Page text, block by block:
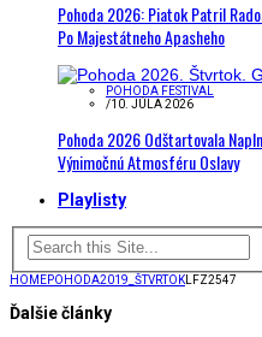
Pohoda 2026: Piatok Patril
Po Majestátneho Apasheho
POHODA FESTIVAL
/10. JÚLA 2026
Pohoda 2026 Odštartovala
Výnimočnú Atmosféru Oslavy
Playlisty
HOMEPOHODA2019_ŠTVRTOK LFZ2547
Ďalšie články